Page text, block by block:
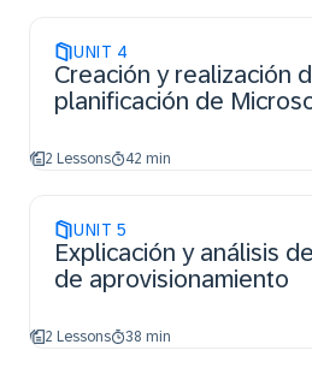
UNIT 4
Creación y realización
planificación de
2 Lessons 42 min
UNIT 5
Explicación y análisis
de aprovisionamiento
2 Lessons 38 min